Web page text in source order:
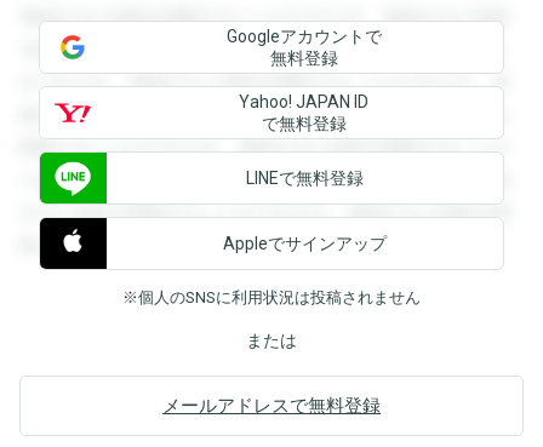
登録すると回答を閲覧することができます。登録すると回答
を閲覧することができます。登録すると回答を閲覧すること
ができます。登録すると回答を閲覧することができます。登
録すると回答を閲覧することができます。登録すると回答を
閲覧することができます。登録すると回答を閲覧することが
できます。登録すると回答を閲覧することができます。登録
すると回答を閲覧することができます。登録すると回答を閲
覧することができます。
Googleアカウントで
無料登録
Yahoo! JAPAN ID
で無料登録
LINEで無料登録
Appleでサインアップ
※個人のSNSに利用状況は投稿されません
または
メールアドレスで無料登録